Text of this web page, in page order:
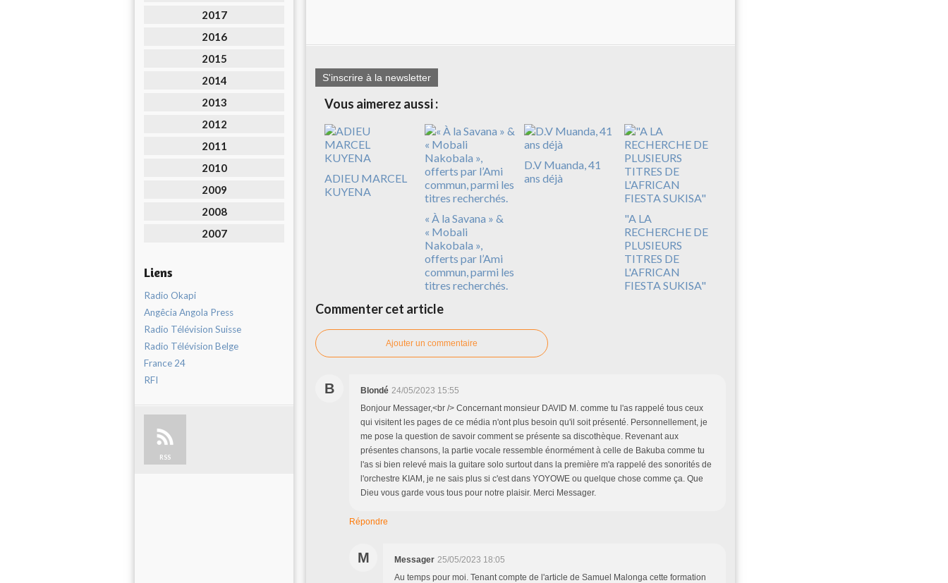
2017
2016
2015
2014
2013
2012
2011
2010
2009
2008
2007
Liens
Radio Okapi
Angêcia Angola Press
Radio Télévision Suisse
Radio Télévision Belge
France 24
RFI
RSS
S'inscrire à la newsletter
Vous aimerez aussi :
ADIEU MARCEL
KUYENA
« À la Savana » &
« Mobali
Nakobala »,
offerts par l’Ami
commun, parmi les
titres recherchés.
D.V Muanda, 41
ans déjà
"A LA
RECHERCHE DE
PLUSIEURS
TITRES DE
L'AFRICAN
FIESTA SUKISA"
Commenter cet article
Ajouter un commentaire
B Blondé 24/05/2023 15:55
Bonjour Messager,<br /> Concernant monsieur DAVID M. comme tu l'as rappelé tous ceux
qui visitent les pages de ce média n'ont plus besoin qu'il soit présenté. Personnellement, je
me pose la question de savoir comment se présente sa discothèque. Revenant aux
présentes chansons, la partie vocale ressemble énormément à celle de Bakuba comme tu
l'as si bien relevé mais la guitare solo surtout dans la première m'a rappelé des sonorités de
l'orchestre KIAM, je ne sais plus si c'est dans YOYOWE ou quelque chose comme ça. Que
Dieu vous garde vous tous pour notre plaisir. Merci Messager.
Répondre
M Messager 25/05/2023 18:05
Au temps pour moi. Tenant compte de l'article de Samuel Malonga cette formation